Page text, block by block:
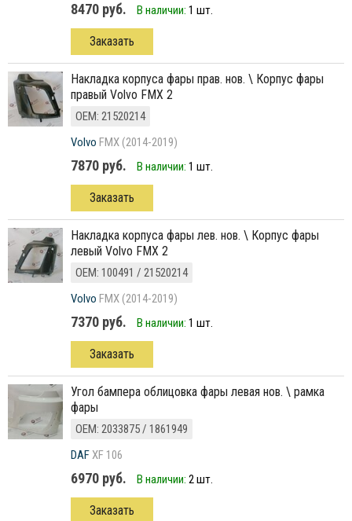
8470 руб. В наличии: 1 шт.
Заказать
накладка корпуса фары прав. нов. \ Корпус фары
правый Volvo FMX 2
ОЕМ: 21520214
Volvo FMX (2014-2019)
7870 руб. В наличии: 1 шт.
Заказать
накладка корпуса фары лев. нов. \ Корпус фары
левый Volvo FMX 2
ОЕМ: 100491 / 21520214
Volvo FMX (2014-2019)
7370 руб. В наличии: 1 шт.
Заказать
угол бампера облицовка фары левая нов. \ рамка
фары
ОЕМ: 2033875 / 1861949
DAFXF 106
6970 руб. В наличии: 2 шт.
Заказать